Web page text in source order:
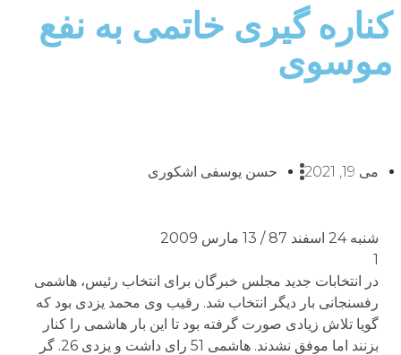
کناره گیری خاتمی به نفع
موسوی
می 19, 2021 حسن یوسفی اشکوری
شنبه 24 اسفند 87 / 13 مارس 2009
1
در انتخابات جدید مجلس خبرگان برای انتخاب رئیس، هاشمی
رفسنجانی بار دیگر انتخاب شد. رقیب وی محمد یزدی بود که
گویا تلاش زیادی صورت گرفته بود تا این بار هاشمی را کنار
بزنند اما موفق نشدند. هاشمی 51 رای داشت و یزدی 26. گر